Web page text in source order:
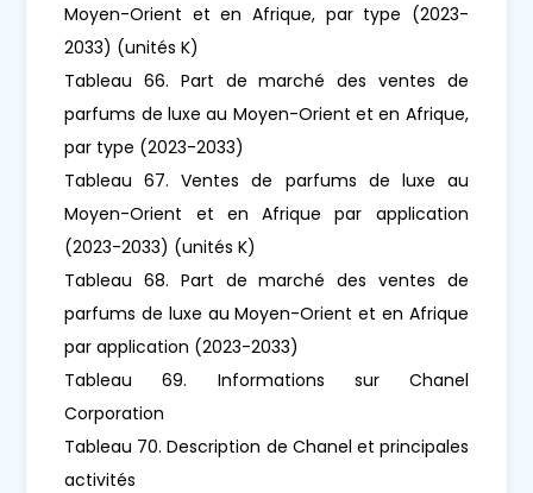
Moyen-Orient et en Afrique, par type (2023-
2033) (unités K)
Tableau 66. Part de marché des ventes de
parfums de luxe au Moyen-Orient et en Afrique,
par type (2023-2033)
Tableau 67. Ventes de parfums de luxe au
Moyen-Orient et en Afrique par application
(2023-2033) (unités K)
Tableau 68. Part de marché des ventes de
parfums de luxe au Moyen-Orient et en Afrique
par application (2023-2033)
Tableau 69. Informations sur Chanel
Corporation
Tableau 70. Description de Chanel et principales
activités